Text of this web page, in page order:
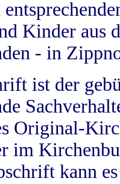
Kinder aus
- in
ist der
Original-
im
kann